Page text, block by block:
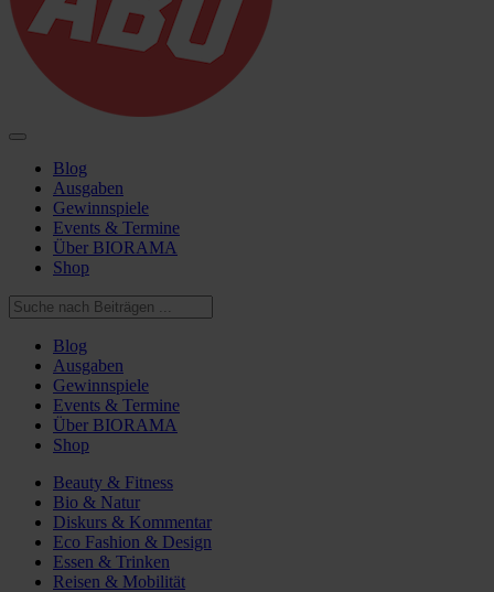
Blog
Ausgaben
Gewinnspiele
Events & Termine
Über BIORAMA
Shop
Blog
Ausgaben
Gewinnspiele
Events & Termine
Über BIORAMA
Shop
Beauty & Fitness
Bio & Natur
Diskurs & Kommentar
Eco Fashion & Design
Essen & Trinken
Reisen & Mobilität